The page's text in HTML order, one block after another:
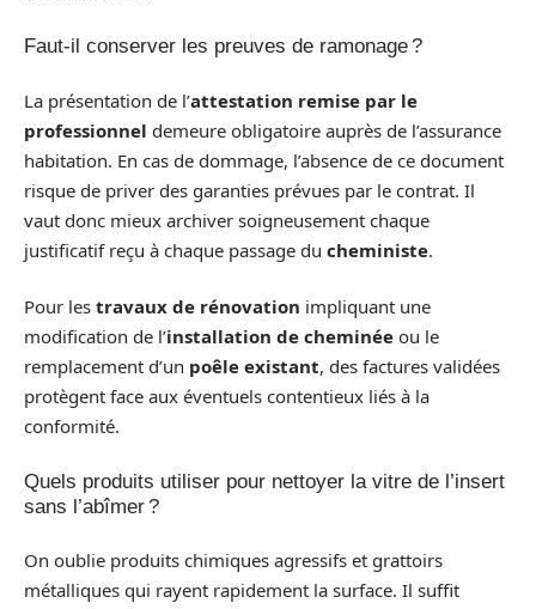
Faut-il conserver les preuves de ramonage ?
La présentation de l’attestation remise par le
professionnel demeure obligatoire auprès de l’assurance
habitation. En cas de dommage, l’absence de ce document
risque de priver des garanties prévues par le contrat. Il
vaut donc mieux archiver soigneusement chaque
justificatif reçu à chaque passage du cheministe.
Pour les travaux de rénovation impliquant une
modification de l’installation de cheminée ou le
remplacement d’un poêle existant, des factures validées
protègent face aux éventuels contentieux liés à la
conformité.
Quels produits utiliser pour nettoyer la vitre de l’insert
sans l’abîmer ?
On oublie produits chimiques agressifs et grattoirs
métalliques qui rayent rapidement la surface. Il suffit